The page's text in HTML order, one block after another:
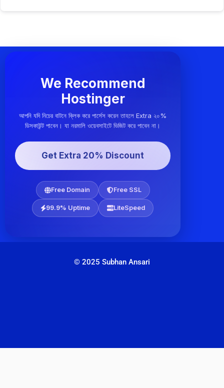
We Recommend
Hostinger
আপনি যদি নিচের বাটনে ক্লিক করে পার্সেস করেন তাহলে Extra ২০%
ডিসকাউন্ট পাবেন। যা নরমালি ওয়েবসাইটে ভিজিট করে পাবেন না।
Get Extra 20% Discount
Free Domain Free SSL
99.9% Uptime LiteSpeed
© 2025 Subhan Ansari